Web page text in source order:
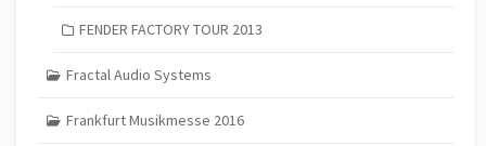
FENDER FACTORY TOUR 2013
Fractal Audio Systems
Frankfurt Musikmesse 2016